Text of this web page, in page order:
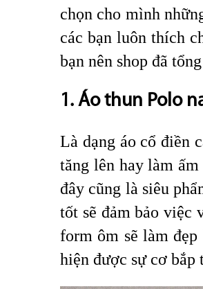
chọn cho mình
các bạn luôn thích
bạn nên shop đã
1. Áo thun Polo
Là dạng áo cổ điền
tăng lên hay làm
đây cũng là siêu
tốt sẽ đảm bảo việc
form ôm sẽ làm
hiện được sự cơ bắp